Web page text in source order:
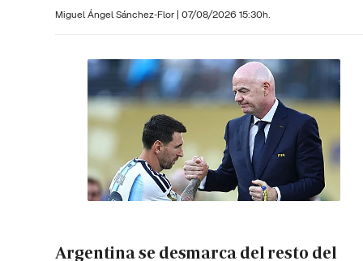
Miguel Ángel Sánchez-Flor | 07/08/2026 15:30h.
Argentina se desmarca del resto del